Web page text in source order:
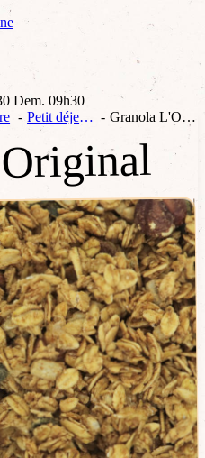
Dem. 09h30
Petit déjeuner Granola L'Original